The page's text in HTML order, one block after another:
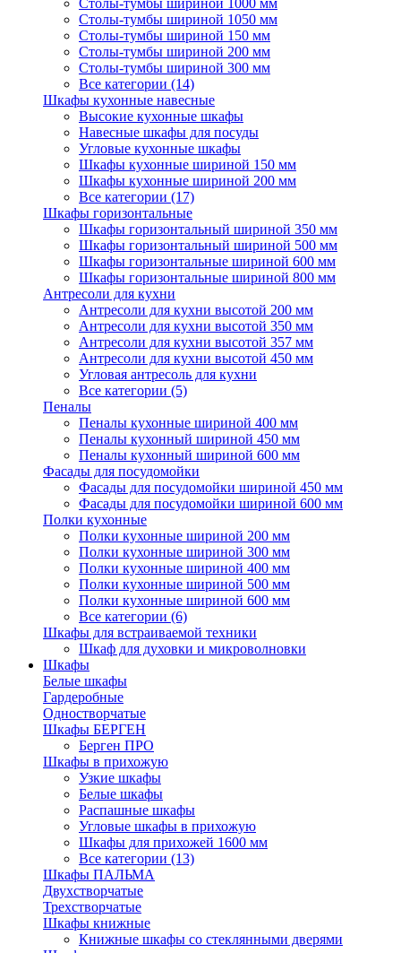
Столы-тумбы шириной 1000 мм
Столы-тумбы шириной 1050 мм
Столы-тумбы шириной 150 мм
Столы-тумбы шириной 200 мм
Столы-тумбы шириной 300 мм
Все категории (14)
Шкафы кухонные навесные
Высокие кухонные шкафы
Навесные шкафы для посуды
Угловые кухонные шкафы
Шкафы кухонные шириной 150 мм
Шкафы кухонные шириной 200 мм
Все категории (17)
Шкафы горизонтальные
Шкафы горизонтальный шириной 350 мм
Шкафы горизонтальный шириной 500 мм
Шкафы горизонтальные шириной 600 мм
Шкафы горизонтальные шириной 800 мм
Антресоли для кухни
Антресоли для кухни высотой 200 мм
Антресоли для кухни высотой 350 мм
Антресоли для кухни высотой 357 мм
Антресоли для кухни высотой 450 мм
Угловая антресоль для кухни
Все категории (5)
Пеналы
Пеналы кухонные шириной 400 мм
Пеналы кухонный шириной 450 мм
Пеналы кухонный шириной 600 мм
Фасады для посудомойки
Фасады для посудомойки шириной 450 мм
Фасады для посудомойки шириной 600 мм
Полки кухонные
Полки кухонные шириной 200 мм
Полки кухонные шириной 300 мм
Полки кухонные шириной 400 мм
Полки кухонные шириной 500 мм
Полки кухонные шириной 600 мм
Все категории (6)
Шкафы для встраиваемой техники
Шкаф для духовки и микроволновки
Шкафы
Белые шкафы
Гардеробные
Одностворчатые
Шкафы БЕРГЕН
Берген ПРО
Шкафы в прихожую
Узкие шкафы
Белые шкафы
Распашные шкафы
Угловые шкафы в прихожую
Шкафы для прихожей 1600 мм
Все категории (13)
Шкафы ПАЛЬМА
Двухстворчатые
Трехстворчатые
Шкафы книжные
Книжные шкафы со стеклянными дверями